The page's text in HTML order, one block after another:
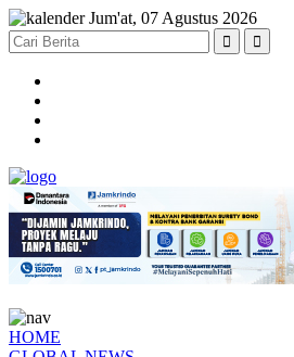
Jum'at, 07 Agustus 2026
HOME